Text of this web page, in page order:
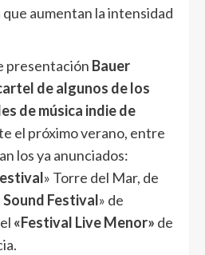
aumentan la intensidad
presentación Bauer
de algunos de los
de música indie de
el próximo verano, entre
los ya anunciados:
» Torre del Mar, de
Festival» de
«Festival Live Menor» de